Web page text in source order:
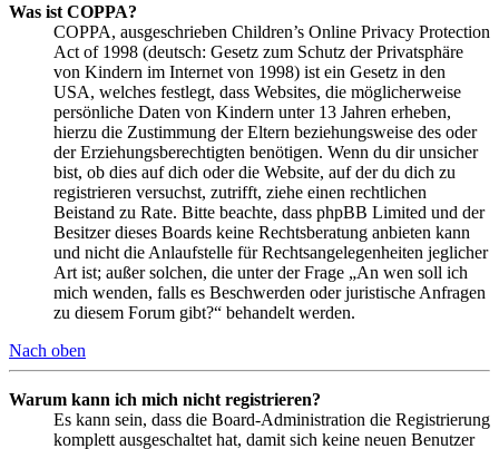
Was ist COPPA?
COPPA, ausgeschrieben Children’s Online Privacy Protection
Act of 1998 (deutsch: Gesetz zum Schutz der Privatsphäre
von Kindern im Internet von 1998) ist ein Gesetz in den
USA, welches festlegt, dass Websites, die möglicherweise
persönliche Daten von Kindern unter 13 Jahren erheben,
hierzu die Zustimmung der Eltern beziehungsweise des oder
der Erziehungsberechtigten benötigen. Wenn du dir unsicher
bist, ob dies auf dich oder die Website, auf der du dich zu
registrieren versuchst, zutrifft, ziehe einen rechtlichen
Beistand zu Rate. Bitte beachte, dass phpBB Limited und der
Besitzer dieses Boards keine Rechtsberatung anbieten kann
und nicht die Anlaufstelle für Rechtsangelegenheiten jeglicher
Art ist; außer solchen, die unter der Frage „An wen soll ich
mich wenden, falls es Beschwerden oder juristische Anfragen
zu diesem Forum gibt?“ behandelt werden.
Nach oben
Warum kann ich mich nicht registrieren?
Es kann sein, dass die Board-Administration die Registrierung
komplett ausgeschaltet hat, damit sich keine neuen Benutzer